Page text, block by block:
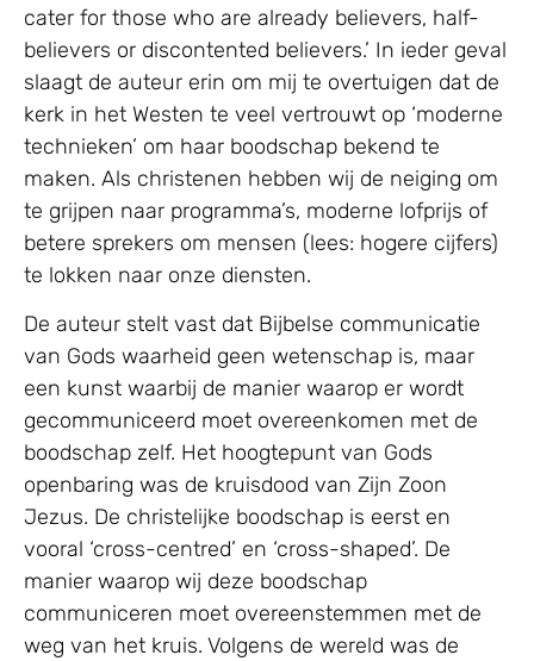
cater for those who are already believers, half-
believers or discontented believers.’ In ieder geval
slaagt de auteur erin om mij te overtuigen dat de
kerk in het Westen te veel vertrouwt op ‘moderne
technieken’ om haar boodschap bekend te
maken. Als christenen hebben wij de neiging om
te grijpen naar programma’s, moderne lofprijs of
betere sprekers om mensen (lees: hogere cijfers)
te lokken naar onze diensten.
De auteur stelt vast dat Bijbelse communicatie
van Gods waarheid geen wetenschap is, maar
een kunst waarbij de manier waarop er wordt
gecommuniceerd moet overeenkomen met de
boodschap zelf. Het hoogtepunt van Gods
openbaring was de kruisdood van Zijn Zoon
Jezus. De christelijke boodschap is eerst en
vooral ‘cross-centred’ en ‘cross-shaped’. De
manier waarop wij deze boodschap
communiceren moet overeenstemmen met de
weg van het kruis. Volgens de wereld was de